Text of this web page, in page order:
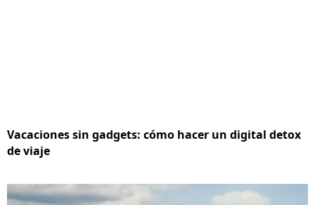
Vacaciones sin gadgets: cómo hacer un digital detox
de viaje